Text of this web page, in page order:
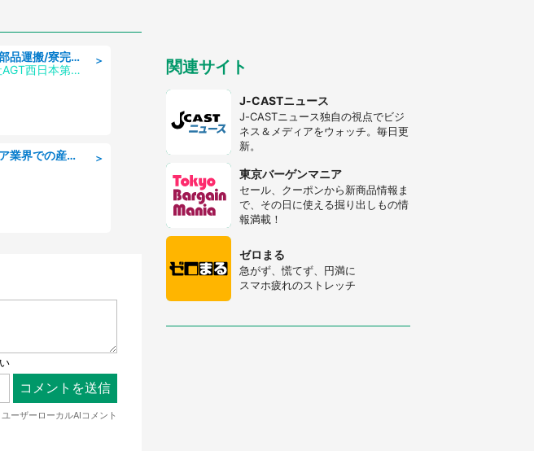
＞
自動車製品の機械加工・部品運搬/寮完備/日払い/工場・製造
UTエージェント株式会社AGT西日本第二CU
＞
「土日祝休み」ヘルスケア業界での産業保健師業務/看護師/高時給/要資格:正看護師
関連サイト
J-CASTニュース
J-CASTニュース独自の視点でビジ
ネス＆メディアをウォッチ。毎日更
新。
東京バーゲンマニア
セール、クーポンから新商品情報ま
で、その日に使える掘り出しもの情
報満載！
ゼロまる
急がず、慌てず、円満に
スマホ疲れのストレッチ